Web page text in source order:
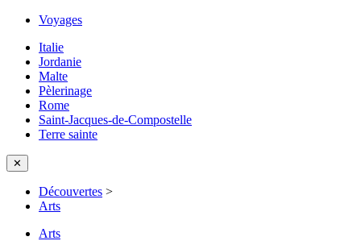
Voyages
Italie
Jordanie
Malte
Pèlerinage
Rome
Saint-Jacques-de-Compostelle
Terre sainte
✕
Découvertes >
Arts
Arts